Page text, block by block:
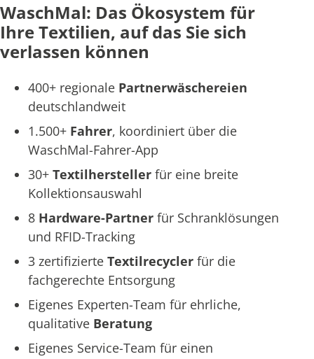
WaschMal: Das Ökosystem für
Ihre Textilien, auf das Sie sich
verlassen können
400+ regionale Partnerwäschereien
deutschlandweit
1.500+ Fahrer, koordiniert über die
WaschMal-Fahrer-App
30+ Textilhersteller für eine breite
Kollektionsauswahl
8 Hardware-Partner für Schranklösungen
und RFID-Tracking
3 zertifizierte Textilrecycler für die
fachgerechte Entsorgung
Eigenes Experten-Team für ehrliche,
qualitative Beratung
Eigenes Service-Team für einen